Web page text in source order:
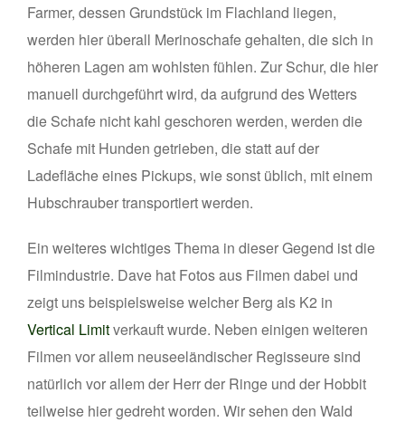
Farmer, dessen Grundstück im Flachland liegen,
werden hier überall Merinoschafe gehalten, die sich in
höheren Lagen am wohlsten fühlen. Zur Schur, die hier
manuell durchgeführt wird, da aufgrund des Wetters
die Schafe nicht kahl geschoren werden, werden die
Schafe mit Hunden getrieben, die statt auf der
Ladefläche eines Pickups, wie sonst üblich, mit einem
Hubschrauber transportiert werden.
Ein weiteres wichtiges Thema in dieser Gegend ist die
Filmindustrie. Dave hat Fotos aus Filmen dabei und
zeigt uns beispielsweise welcher Berg als K2 in
Vertical Limitverkauft wurde. Neben einigen weiteren
Filmen vor allem neuseeländischer Regisseure sind
natürlich vor allem der Herr der Ringe und der Hobbit
teilweise hier gedreht worden. Wir sehen den Wald